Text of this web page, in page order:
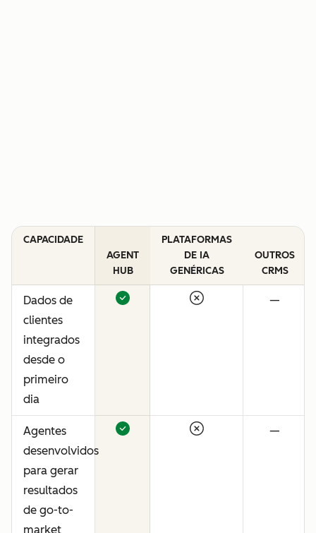
CAPACIDADE
AGENT
HUB
PLATAFORMAS
DE IA
GENÉRICAS
OUTROS
CRMS
Dados de
clientes
integrados
desde o
primeiro
dia
—
Agentes
desenvolvidos
para gerar
resultados
de go-to-
market
—